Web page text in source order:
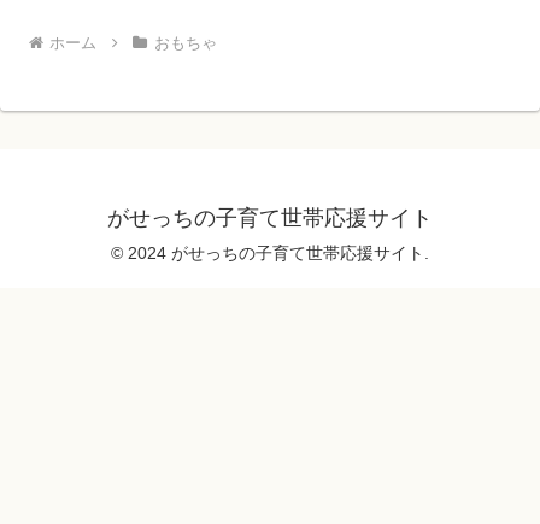
ホーム おもちゃ
がせっちの子育て世帯応援サイト
© 2024 がせっちの子育て世帯応援サイト.